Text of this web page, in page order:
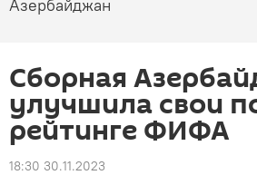
Азербайджан
Сборная
улучшила свои
рейтинге ФИФА
18:30 30.11.2023